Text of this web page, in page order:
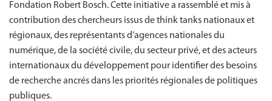
Fondation Robert Bosch. Cette initiative a rassemblé et mis à
contribution des chercheurs issus de think tanks nationaux et
régionaux, des représentants d’agences nationales du
numérique, de la société civile, du secteur privé, et des acteurs
internationaux du développement pour identifier des besoins
de recherche ancrés dans les priorités régionales de politiques
publiques.